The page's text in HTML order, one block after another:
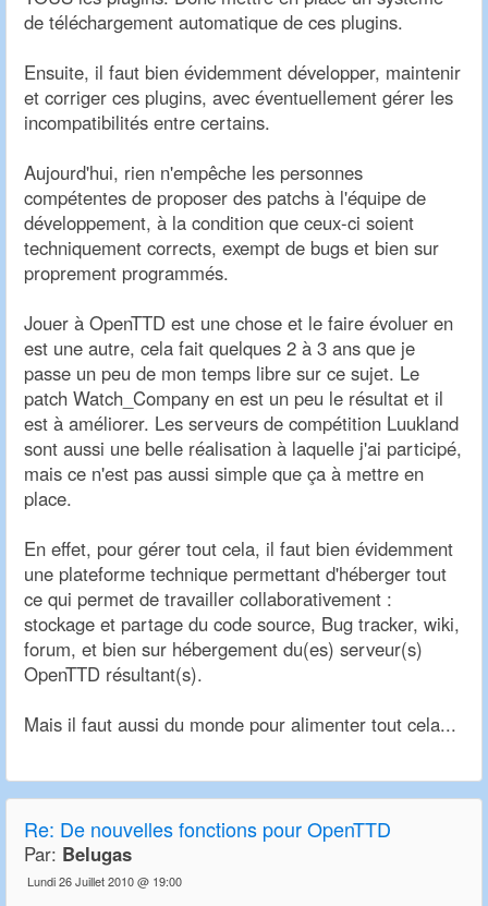
de téléchargement automatique de ces plugins.
Ensuite, il faut bien évidemment développer, maintenir
et corriger ces plugins, avec éventuellement gérer les
incompatibilités entre certains.
Aujourd'hui, rien n'empêche les personnes
compétentes de proposer des patchs à l'équipe de
développement, à la condition que ceux-ci soient
techniquement corrects, exempt de bugs et bien sur
proprement programmés.
Jouer à OpenTTD est une chose et le faire évoluer en
est une autre, cela fait quelques 2 à 3 ans que je
passe un peu de mon temps libre sur ce sujet. Le
patch Watch_Company en est un peu le résultat et il
est à améliorer. Les serveurs de compétition Luukland
sont aussi une belle réalisation à laquelle j'ai participé,
mais ce n'est pas aussi simple que ça à mettre en
place.
En effet, pour gérer tout cela, il faut bien évidemment
une plateforme technique permettant d'héberger tout
ce qui permet de travailler collaborativement :
stockage et partage du code source, Bug tracker, wiki,
forum, et bien sur hébergement du(es) serveur(s)
OpenTTD résultant(s).
Mais il faut aussi du monde pour alimenter tout cela...
Re: De nouvelles fonctions pour OpenTTD
Par: Belugas
Lundi 26 Juillet 2010 @ 19:00